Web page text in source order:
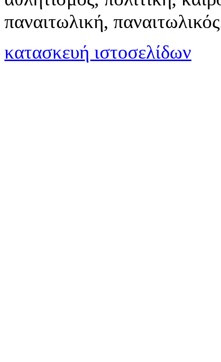
παναιτωλική,
κατασκευή ιστοσελίδων